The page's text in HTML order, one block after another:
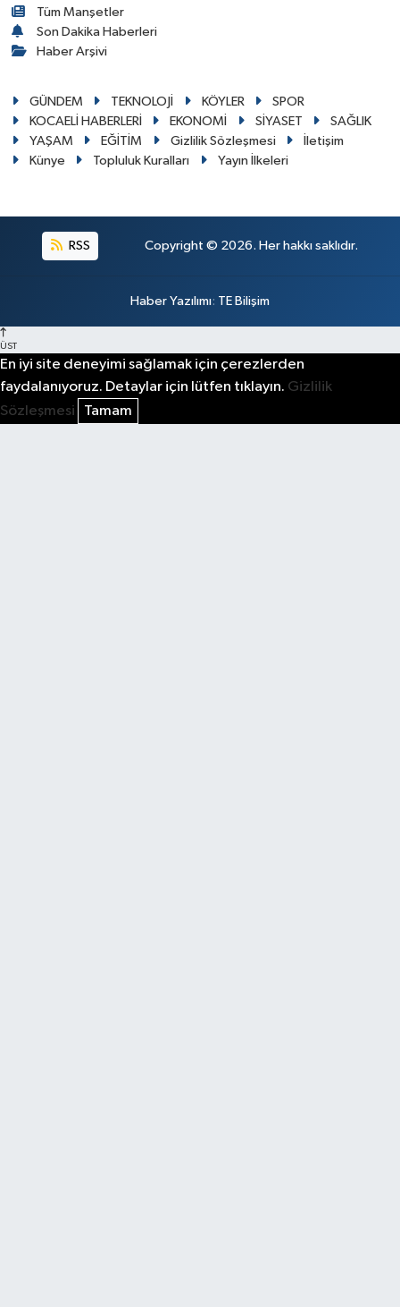
Tüm Manşetler
Son Dakika Haberleri
Haber Arşivi
GÜNDEM TEKNOLOJİ KÖYLER
SPOR
KOCAELİ HABERLERİ
EKONOMİ SİYASET
SAĞLIK
YAŞAM
EĞİTİM Gizlilik Sözleşmesi
İletişim
Künye
Topluluk Kuralları Yayın İlkeleri
RSS Copyright © 2026. Her hakkı saklıdır.
Haber Yazılımı: TE Bilişim
ÜST
En iyi site deneyimi sağlamak için çerezlerden
faydalanıyoruz. Detaylar için lütfen tıklayın. Gizlilik
Sözleşmesi
Tamam